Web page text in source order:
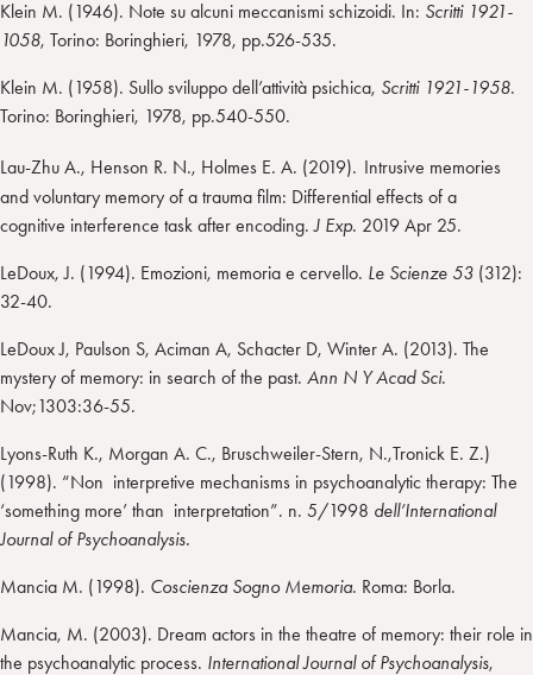
Klein M. (1946). Note su alcuni meccanismi schizoidi. In: Scritti 1921-
1058, Torino: Boringhieri, 1978, pp.526-535.
Klein M. (1958). Sullo sviluppo dell’attività psichica, Scritti 1921-1958.
Torino: Boringhieri, 1978, pp.540-550.
Lau-Zhu A., Henson R. N., Holmes E. A. (2019). Intrusive memories
and voluntary memory of a trauma film: Differential effects of a
cognitive interference task after encoding.J Exp. 2019 Apr 25.
LeDoux, J. (1994). Emozioni, memoria e cervello. Le Scienze 53 (312):
32-40.
LeDoux J, Paulson S, Aciman A, Schacter D, Winter A. (2013). The
mystery of memory: in search of the past. Ann N Y Acad Sci.
Nov;1303:36-55.
Lyons-Ruth K., Morgan A. C., Bruschweiler-Stern, N.,Tronick E. Z.)
(1998). “Non interpretive mechanisms in psychoanalytic therapy: The
‘something more’ than interpretation”. n. 5/1998 dell’International
Journal of Psychoanalysis.
Mancia M. (1998). Coscienza Sogno Memoria. Roma: Borla.
Mancia, M. (2003). Dream actors in the theatre of memory: their role in
the psychoanalytic process. International Journal of Psychoanalysis,